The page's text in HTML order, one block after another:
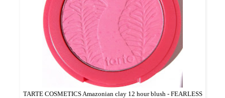
TARTE COSMETICS Amazonian clay 12 hour blush - FEARLESS